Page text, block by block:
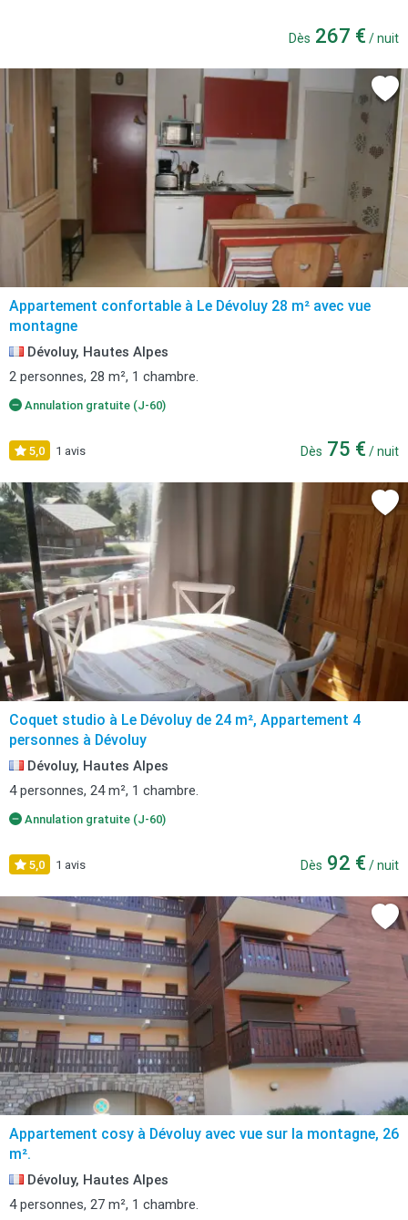
Dès 267 € / nuit
Appartement confortable à Le Dévoluy 28 m² avec vue
montagne
Dévoluy, Hautes Alpes
2 personnes, 28 m², 1 chambre.
Annulation gratuite (J-60)
5,0 1 avis Dès 75 € / nuit
Coquet studio à Le Dévoluy de 24 m², Appartement 4
personnes à Dévoluy
Dévoluy, Hautes Alpes
4 personnes, 24 m², 1 chambre.
Annulation gratuite (J-60)
5,0 1 avis Dès 92 € / nuit
Appartement cosy à Dévoluy avec vue sur la montagne, 26
m².
Dévoluy, Hautes Alpes
4 personnes, 27 m², 1 chambre.